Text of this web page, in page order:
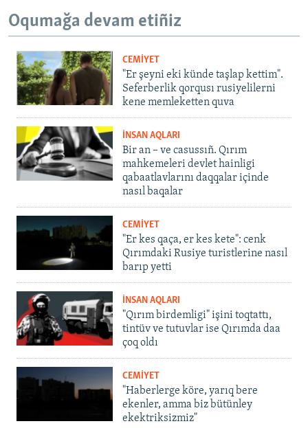
Oqumağa devam etiñiz
CEMİYET
"Er şeyni eki künde taşlap kettim".
Seferberlik qorqusı rusiyelilerni
kene memleketten quva
İNSAN AQLARI
Bir an – ve casussıñ. Qırım
mahkemeleri devlet hainligi
qabaatlavlarını daqqalar içinde
nasıl baqalar
CEMİYET
"Er kes qaça, er kes kete": cenk
Qırımdaki Rusiye turistlerine nasıl
barıp yetti
İNSAN AQLARI
"Qırım birdemligi" işini toqtattı,
tintüv ve tutuvlar ise Qırımda daa
çoq oldı
CEMİYET
"Haberlerge köre, yarıq bere
ekenler, amma biz bütünley
ekektriksizmiz"